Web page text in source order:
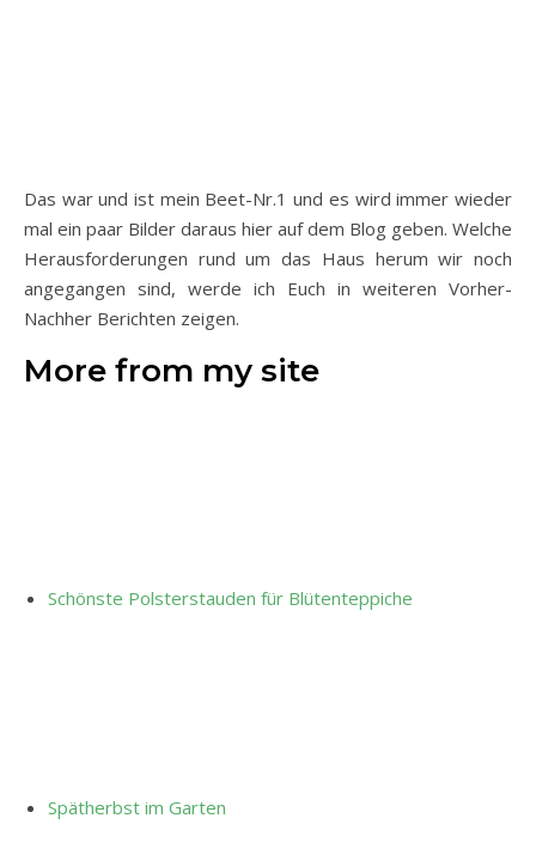
Das war und ist mein Beet-Nr.1 und es wird immer wieder
mal ein paar Bilder daraus hier auf dem Blog geben. Welche
Herausforderungen rund um das Haus herum wir noch
angegangen sind, werde ich Euch in weiteren Vorher-
Nachher Berichten zeigen.
More from my site
Schönste Polsterstauden für Blütenteppiche
Spätherbst im Garten